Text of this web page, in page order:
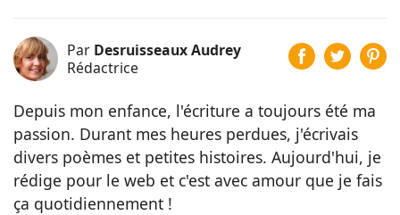
Par Desruisseaux Audrey
Rédactrice
Depuis mon enfance, l'écriture a toujours été ma
passion. Durant mes heures perdues, j'écrivais
divers poèmes et petites histoires. Aujourd'hui, je
rédige pour le web et c'est avec amour que je fais
ça quotidiennement !